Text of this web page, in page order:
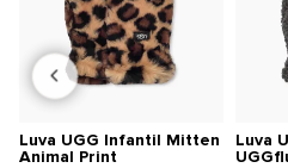
Luva UGG Infantil Mitten
Animal Print
Luva